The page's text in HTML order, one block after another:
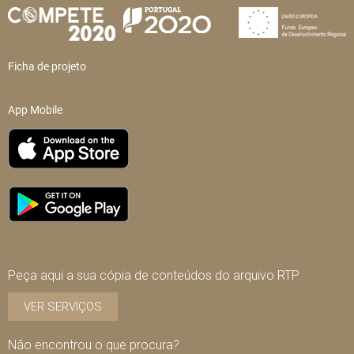
Ficha de projeto
App Mobile
Peça aqui a sua cópia de conteúdos do arquivo RTP
VER SERVIÇOS
Não encontrou o que procura?